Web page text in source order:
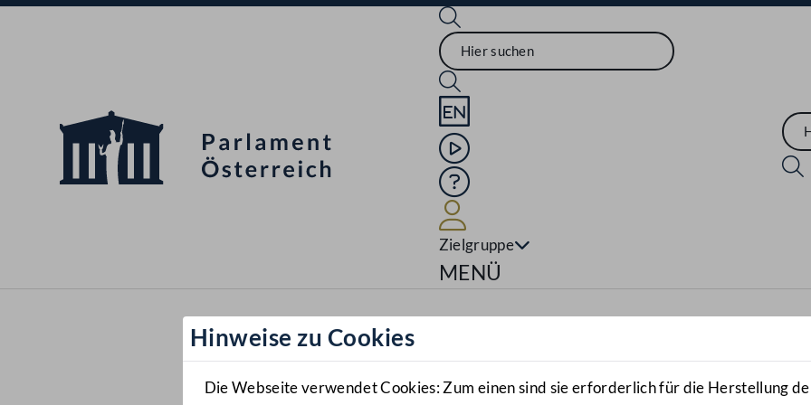
Sprache English
Mediathek
Hilfe
Zielgruppe
Navigationsmenü öffnen
MENÜ
Hinweise zu Cookies
Die Webseite verwendet Cookies: Zum einen sind sie erforderlich für die Herstellung